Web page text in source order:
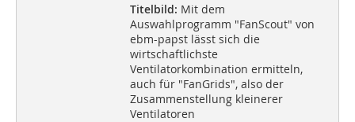
Titelbild: Mit dem
Auswahlprogramm "FanScout" von
ebm-papst lässt sich die
wirtschaftlichste
Ventilatorkombination ermitteln,
auch für "FanGrids", also der
Zusammenstellung kleinerer
Ventilatoren